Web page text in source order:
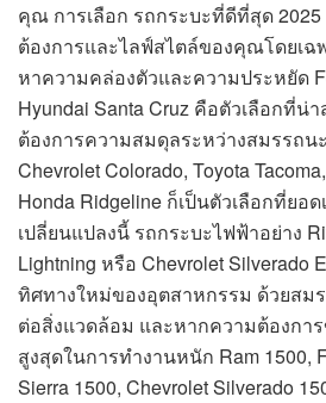
คุณ การเลือก รถกระบะที่ดีที่สุด
ต้องการและไลฟ์สไตล์ของคุณโดยเ
หาความคล่องตัวและความประหยัด
Hyundai Santa Cruz คือตัวเลือกที่น่
ต้องการความสมดุลระหว่างสมรรถ
Chevrolet Colorado, Toyota
Honda Ridgeline ก็เป็นตัวเลือกที่ยอ
เปลี่ยนแปลงนี้ รถกระบะไฟฟ้าอย่าง
Lightning หรือ Chevrolet Silverado
ทิศทางใหม่ของอุตสาหกรรม ด้วยสม
ต่อสิ่งแวดล้อม และหากความต้องกา
สูงสุดในการทำงานหนัก Ram 1500,
Sierra 1500, Chevrolet Silverado